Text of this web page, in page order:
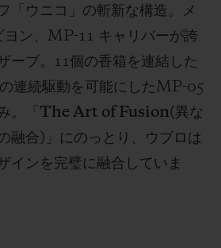
「ウニコ」の斬新な構造。メ
ン、 MP-11 キャリバーが誇
ーブ。 11個の香箱を連結した
連続駆動を可能にしたMP-05
。「 The Art of Fusion(異な
融合) 」にのっとり、ウブロは
インを完璧に融合していま